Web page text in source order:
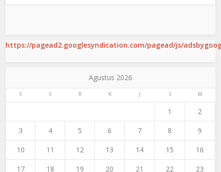
https://pagead2.googlesyndication.com/pagead/js/
Agustus 2026
S S R K J S M
1 2
3 4 5 6 7 8 9
10 11 12 13 14 15 16
17 18 19 20 21 22 23